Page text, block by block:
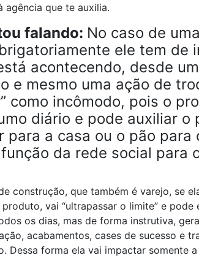
agência que te auxilia.
falando: No caso de
ele tem de
acontecendo, desde
e mesmo uma ação de
como incômodo, pois o
diário e pode auxiliar o
para a casa ou o pão para
da rede social para
construção, que também é varejo, se
vai “ultrapassar o limite” e pode
os dias, mas de forma instrutiva,
acabamentos, cases de sucesso e
Dessa forma ela vai impactar somente